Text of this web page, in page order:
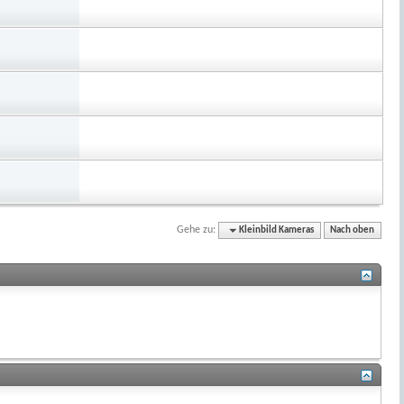
Gehe zu: Kleinbild Kameras Nach oben